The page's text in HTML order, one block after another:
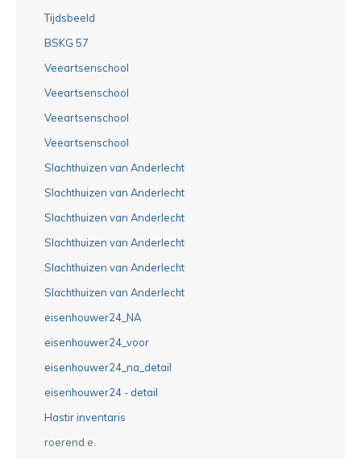
Tijdsbeeld
BSKG 57
Veeartsenschool
Veeartsenschool
Veeartsenschool
Veeartsenschool
Slachthuizen van Anderlecht
Slachthuizen van Anderlecht
Slachthuizen van Anderlecht
Slachthuizen van Anderlecht
Slachthuizen van Anderlecht
Slachthuizen van Anderlecht
eisenhouwer24_NA
eisenhouwer24_voor
eisenhouwer24_na_detail
eisenhouwer24 - detail
Hastir inventaris
roerend e.